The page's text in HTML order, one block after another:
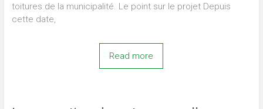
toitures de la municipalité. Le point sur le projet Depuis
cette date,
Read more